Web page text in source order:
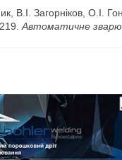
В.І. Загорніков, О.І.
Автоматичне